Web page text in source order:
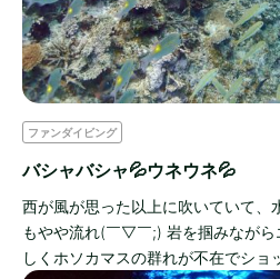
ファンダイビング
バシャバシャ💦ウネウネ💦
西が風が思った以上に吹いていて、
もやや流れ(￣▽￣;) 岩を掴みなが
しくホソカマスの群れが不在でシ